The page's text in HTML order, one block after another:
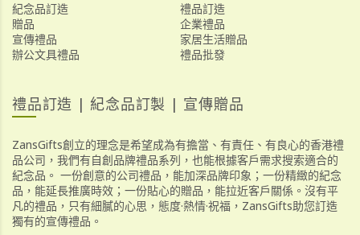
紀念品訂造
禮品訂造
贈品
企業禮品
宣傳禮品
家居生活贈品
辦公文具禮品
禮品批發
禮品訂造 | 紀念品訂製 | 宣傳贈品
ZansGifts創立的理念是希望成為有擔當、有責任、有良心的香港禮
品公司，我們有自創品牌禮品系列，也能根據客戶需求搜索適合的
紀念品。 一份創意的公司禮品，能加深品牌印象；一份精緻的紀念
品，能延長推廣時效；一份貼心的贈品，能拉近客戶關係。沒有平
凡的禮品，只有細膩的心思，態度·熱情·祝福，ZansGifts助您訂造
獨有的宣傳禮品。